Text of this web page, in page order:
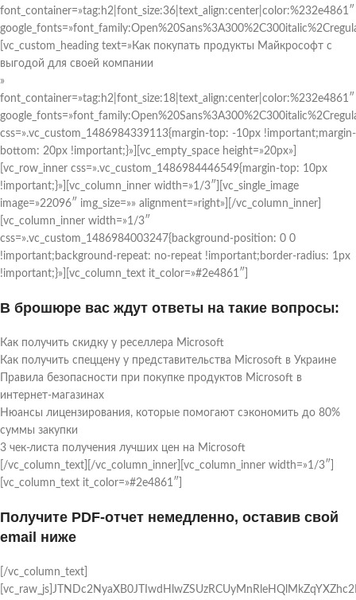
font_container=»tag:h2|font_size:36|text_align:center|color:%232e4861″
[vc_custom_heading text=»Как покупать продукты Майкрософт с
выгодой для своей компании
»
font_container=»tag:h2|font_size:18|text_align:center|color:%232e4861″
css=».vc_custom_1486984339113{margin-top: -10px !important;margin-
bottom: 20px !important;}»][vc_empty_space height=»20px»]
[vc_row_inner css=».vc_custom_1486984446549{margin-top: 10px
!important;}»][vc_column_inner width=»1/3″][vc_single_image
image=»22096″ img_size=»» alignment=»right»][/vc_column_inner]
[vc_column_inner width=»1/3″
css=».vc_custom_1486984003247{background-position: 0 0
!important;background-repeat: no-repeat !important;border-radius: 1px
!important;}»][vc_column_text it_color=»#2e4861″]
В брошюре вас ждут ответы на такие вопросы:
Как получить скидку у реселлера Microsoft
Как получить спеццену у представительства Microsoft в Украине
Правила безопасности при покупке продуктов Microsoft в
интернет-магазинах
Нюансы лицензирования, которые помогают сэкономить до 80%
суммы закупки
3 чек-листа получения лучших цен на Microsoft
[/vc_column_text][/vc_column_inner][vc_column_inner width=»1/3″]
[vc_column_text it_color=»#2e4861″]
Получите PDF-отчет немедленно, оставив свой
email ниже
[/vc_column_text]